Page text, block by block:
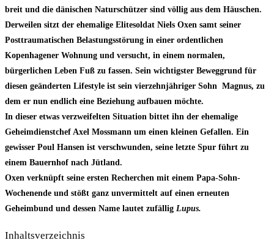
breit und die dänischen Naturschützer sind völlig aus dem Häuschen.
Derweilen sitzt der ehemalige Elitesoldat Niels Oxen samt seiner
Posttraumatischen Belastungsstörung in einer ordentlichen
Kopenhagener Wohnung und versucht, in einem normalen,
bürgerlichen Leben Fuß zu fassen. Sein wichtigster Beweggrund für
diesen geänderten Lifestyle ist sein vierzehnjähriger Sohn Magnus, zu
dem er nun endlich eine Beziehung aufbauen möchte.
In dieser etwas verzweifelten Situation bittet ihn der ehemalige
Geheimdienstchef Axel Mossmann um einen kleinen Gefallen. Ein
gewisser Poul Hansen ist verschwunden, seine letzte Spur führt zu
einem Bauernhof nach Jütland.
Oxen verknüpft seine ersten Recherchen mit einem Papa-Sohn-
Wochenende und stößt ganz unvermittelt auf einen erneuten
Geheimbund und dessen Name lautet zufällig Lupus.
Inhaltsverzeichnis